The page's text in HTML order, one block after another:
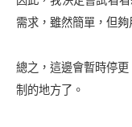
需求，雖然簡單，但夠
總之，這邊會暫時停
制的地方了。